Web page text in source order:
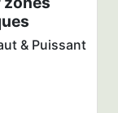
& Puissant